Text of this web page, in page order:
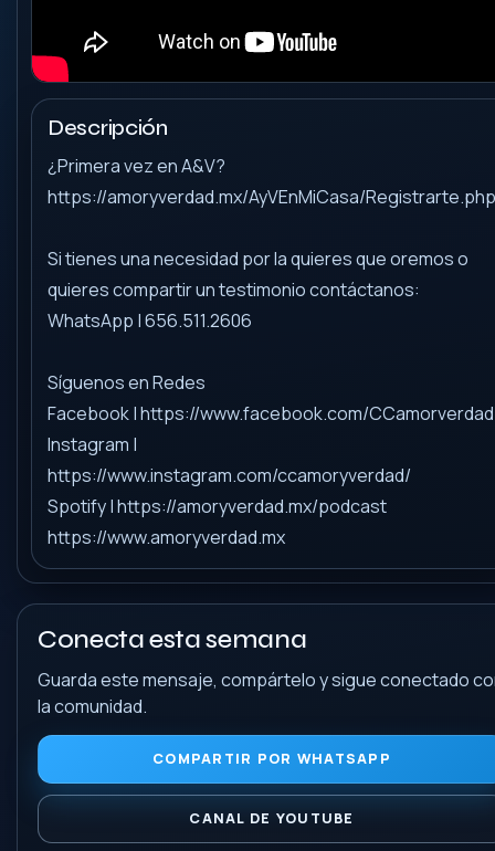
Descripción
¿Primera vez en A&V?
https://amoryverdad.mx/AyVEnMiCasa/Registrarte.php
Si tienes una necesidad por la quieres que oremos o
quieres compartir un testimonio contáctanos:
WhatsApp | 656.511.2606
Síguenos en Redes
Facebook | https://www.facebook.com/CCamorverdad
Instagram |
https://www.instagram.com/ccamoryverdad/
Spotify | https://amoryverdad.mx/podcast
https://www.amoryverdad.mx
Conecta esta semana
Guarda este mensaje, compártelo y sigue conectado
la comunidad.
COMPARTIR POR WHATSAPP
CANAL DE YOUTUBE